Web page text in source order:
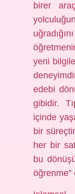
birer
yeni
edebi
gibidir.
içinde
bir
her bir
bu
öğrenme”